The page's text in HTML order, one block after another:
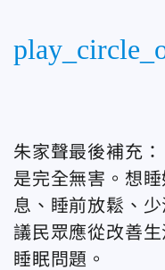
朱家聲最後補充
是完全無害。想
息、睡前放鬆、
議民眾應從改善
睡眠問題。